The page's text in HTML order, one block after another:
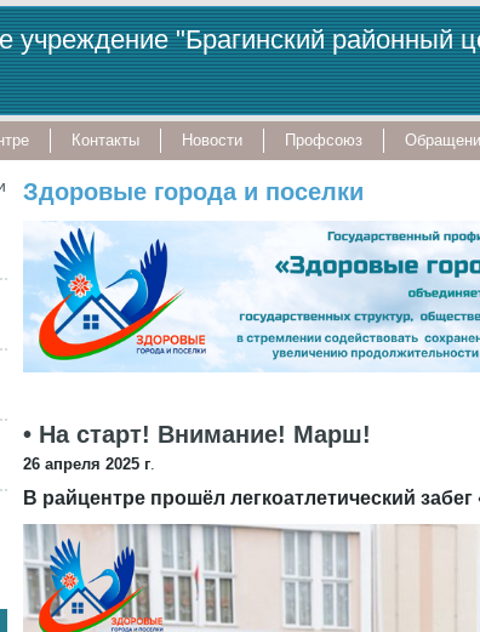
учреждение "Брагинский районный
Контакты Новости Профсоюз
Здоровые города и поселки
• На старт! Внимание! Марш!
26 апреля 2025 г.
В райцентре прошёл легкоатлетический забег